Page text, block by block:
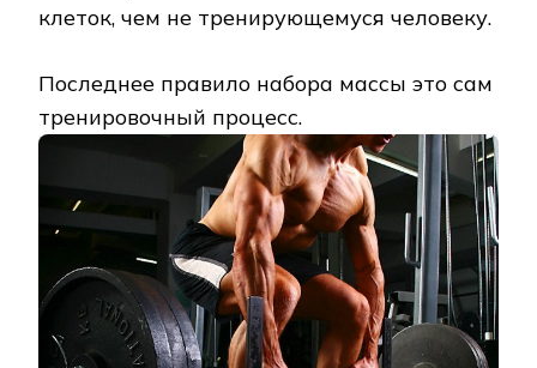
клеток, чем не тренирующемуся человеку.
Последнее правило набора массы это сам
тренировочный процесс.